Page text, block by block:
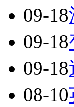
09-18
09-18
09-18
08-10